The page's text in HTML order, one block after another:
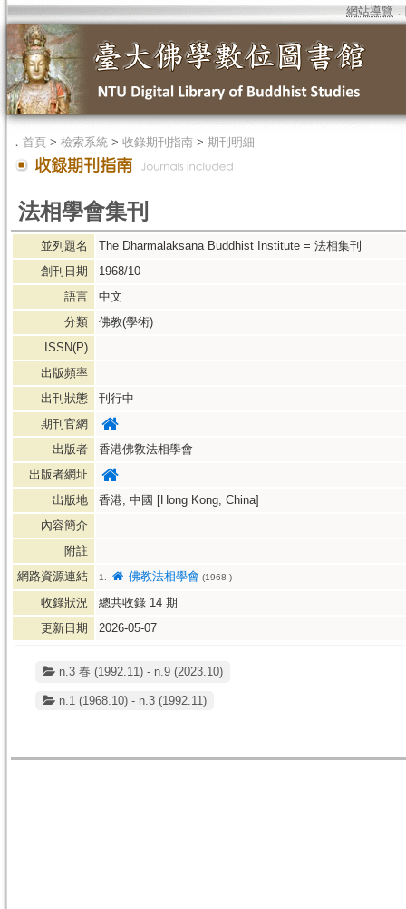
網站導覽 ．
． 首頁 > 檢索系統 > 收錄期刊指南 > 期刊明細
法相學會集刊
並列題名
The Dharmalaksana Buddhist Institute = 法相集刊
創刊日期
1968/10
語言
中文
分類
佛教(學術)
ISSN(P)
出版頻率
出刊狀態
刊行中
期刊官網
出版者
香港佛敎法相學會
出版者網址
出版地
香港, 中國 [Hong Kong, China]
內容簡介
附註
網路資源連結
1. 佛教法相學會 (1968-)
收錄狀況 總共收錄 14 期
更新日期
2026-05-07
n.3 春 (1992.11) - n.9 (2023.10)
n.1 (1968.10) - n.3 (1992.11)